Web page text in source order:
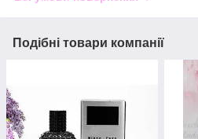
Подібні товари компанії